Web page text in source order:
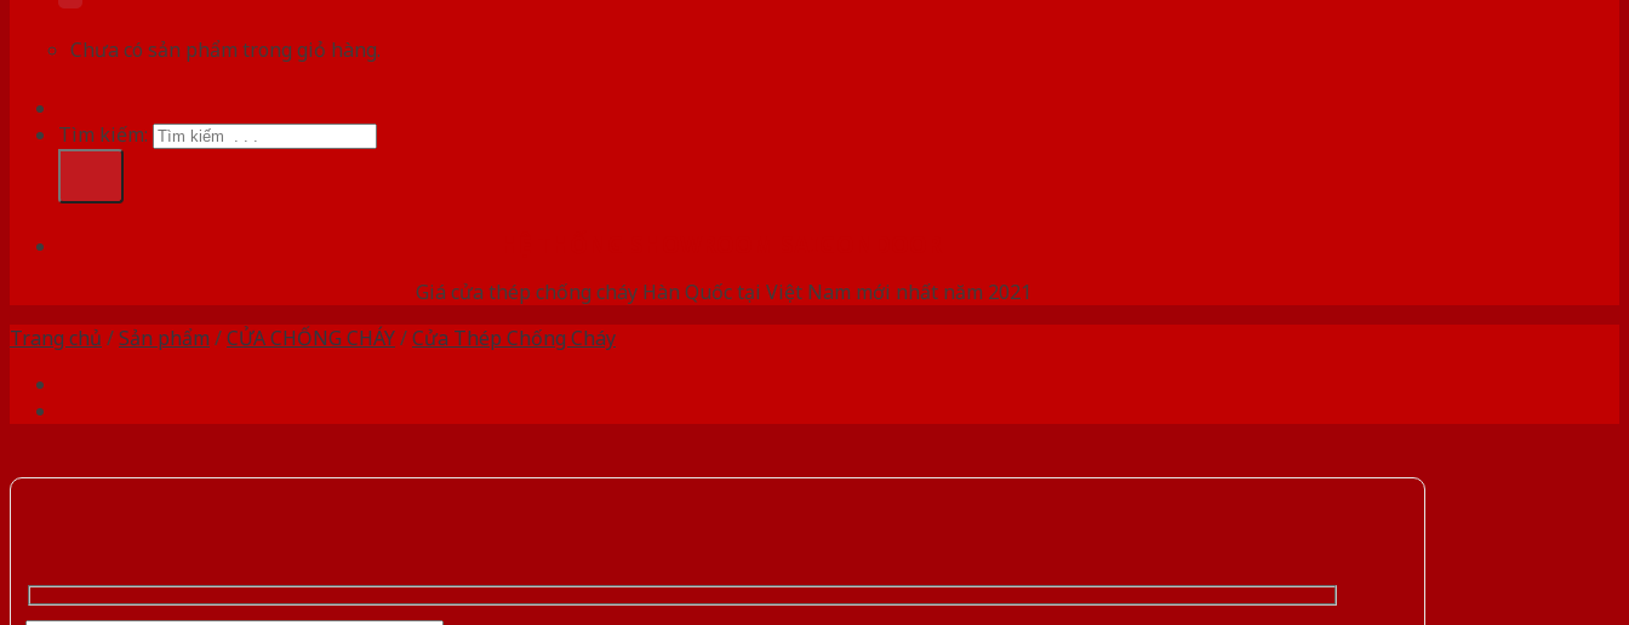
Chưa có sản phẩm trong giỏ hàng.
Tìm kiếm:
Giá cửa thép chống cháy Hàn Quốc tại Việt Nam mới nhất năm 2021
Trang chủ /Sản phẩm /CỬA CHỐNG CHÁY/Cửa Thép Chống Cháy